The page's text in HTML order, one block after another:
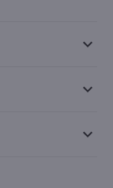
keyboard_arrow_down
keyboard_arrow_down
keyboard_arrow_down